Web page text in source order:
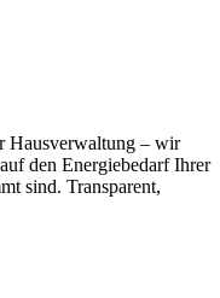
Hausverwaltung – wir
den Energiebedarf Ihrer
sind. Transparent,